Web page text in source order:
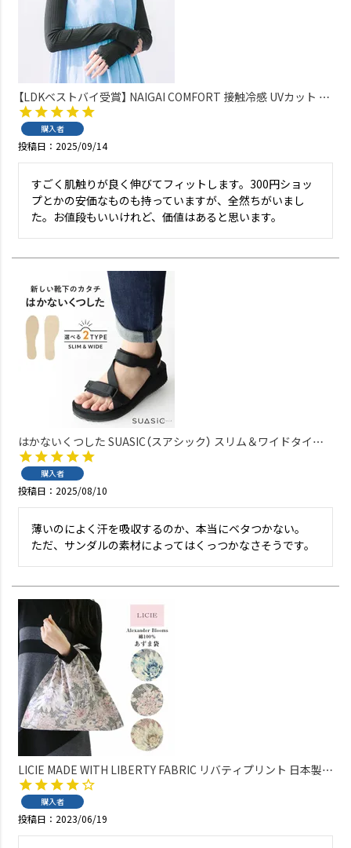
【LDKベストバイ受賞】 NAIGAI COMFORT 接触冷感 UVカット リ
ブアームカバー スーパーロング丈 55cm 無地 アイスハウス【365
購入者
投稿日 2025/09/14
すごく肌触りが良く伸びてフィットします。300円ショッ
プとかの安価なものも持っていますが、全然ちがいまし
た。お値段もいいけれど、価値はあると思います。
はかないくつした SUASIC（スアシック） スリム＆ワイドタイプ
抗菌防臭 ソックス メンズ レディース 【365日最短翌日発送】
96405001
購入者
投稿日 2025/08/10
薄いのによく汗を吸収するのか、本当にベタつかない。
ただ、サンダルの素材によってはくっつかなさそうです。
LICIE MADE WITH LIBERTY FABRIC リバティプリント 日本製
綿100％ ブロード Alexander Blooms あずま袋 サブバッグ エコ
バッグ 70551178
購入者
投稿日 2023/06/19